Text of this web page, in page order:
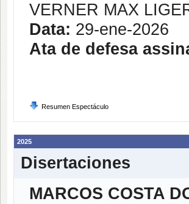
VERNER MAX
Data: 29-ene-2026
Ata de defesa
Resumen Espectáculo
2025
Disertaciones
MARCOS COSTA